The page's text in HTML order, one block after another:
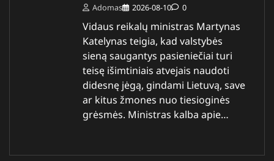
Adomas 2026-08-10 0
Vidaus reikalų ministras Martynas
Katelynas teigia, kad valstybės
sieną saugantys pasieniečiai turi
teisę išimtiniais atvejais naudoti
didesnę jėgą, gindami Lietuvą, save
ar kitus žmones nuo tiesioginės
grėsmės. Ministras kalba apie…